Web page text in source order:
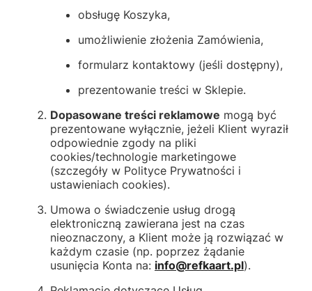
obsługę Koszyka,
umożliwienie złożenia Zamówienia,
formularz kontaktowy (jeśli dostępny),
prezentowanie treści w Sklepie.
Dopasowane treści reklamowe mogą być
prezentowane wyłącznie, jeżeli Klient wyraził
odpowiednie zgody na pliki
cookies/technologie marketingowe
(szczegóły w Polityce Prywatności i
ustawieniach cookies).
Umowa o świadczenie usług drogą
elektroniczną zawierana jest na czas
nieoznaczony, a Klient może ją rozwiązać w
każdym czasie (np. poprzez żądanie
usunięcia Konta na: info@refkaart.pl).